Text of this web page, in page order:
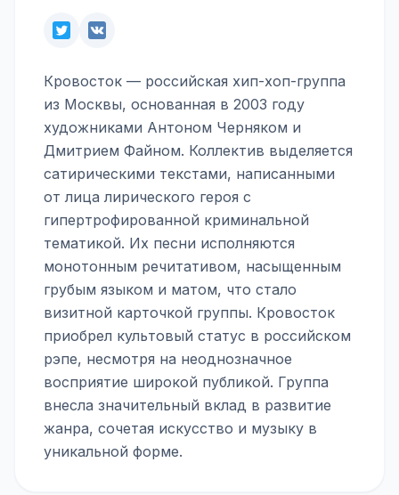
Кровосток — российская хип-хоп-группа
из Москвы, основанная в 2003 году
художниками Антоном Черняком и
Дмитрием Файном. Коллектив выделяется
сатирическими текстами, написанными
от лица лирического героя с
гипертрофированной криминальной
тематикой. Их песни исполняются
монотонным речитативом, насыщенным
грубым языком и матом, что стало
визитной карточкой группы. Кровосток
приобрел культовый статус в российском
рэпе, несмотря на неоднозначное
восприятие широкой публикой. Группа
внесла значительный вклад в развитие
жанра, сочетая искусство и музыку в
уникальной форме.